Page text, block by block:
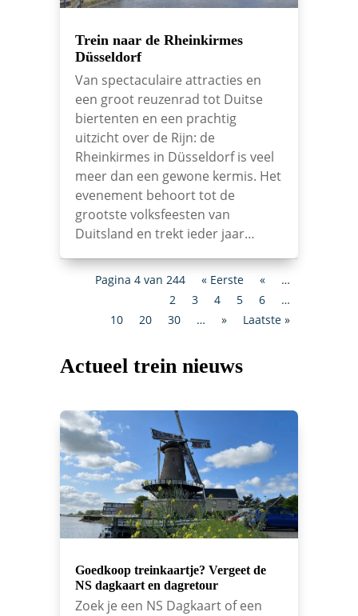
Trein naar de Rheinkirmes
Düsseldorf
Van spectaculaire attracties en
een groot reuzenrad tot Duitse
biertenten en een prachtig
uitzicht over de Rijn: de
Rheinkirmes in Düsseldorf is veel
meer dan een gewone kermis. Het
evenement behoort tot de
grootste volksfeesten van
Duitsland en trekt ieder jaar…
Pagina 4 van 244 « Eerste «
…
2
3 4 5 6
…
10
20 30 … » Laatste »
Actueel trein nieuws
Goedkoop treinkaartje? Vergeet de
NS dagkaart en dagretour
Zoek je een NS Dagkaart of een